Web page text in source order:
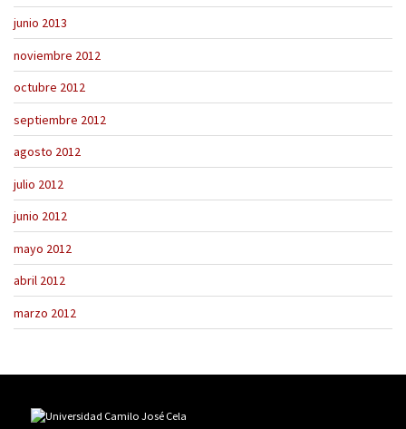
junio 2013
noviembre 2012
octubre 2012
septiembre 2012
agosto 2012
julio 2012
junio 2012
mayo 2012
abril 2012
marzo 2012